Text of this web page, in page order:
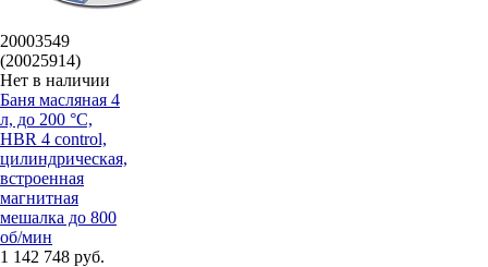
20003549
(20025914)
Нет в наличии
Баня масляная 4
л, до 200 °С,
HBR 4 control,
цилиндрическая,
встроенная
магнитная
мешалка до 800
об/мин
1 142 748 руб.